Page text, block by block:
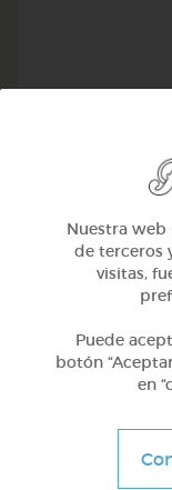
Nuestra web
de terceros
visitas,
Puede
botón
en